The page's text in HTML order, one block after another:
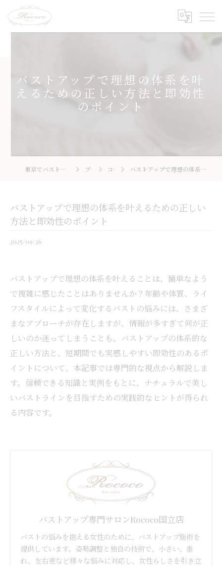
バストアップで理想の体系を叶
えるための正しい方法と即効性
のポイント
東京でバストアップならRococo 国立店 ブログ コラム バストアップで理想の体系を叶えるための正しい方法と即効性のポイント
バストアップで理想の体系を叶えるための正しい
方法と即効性のポイント
2025/09/26
バストアップで理想の体系を叶えることは、簡単なよう
で複雑に感じたことはありませんか？年齢や体質、ライ
フスタイルによって変化するバストの悩みには、さまざ
まなアプローチが存在しますが、情報が多すぎて何が正
しいのか迷ってしまうことも。バストアップの体系的な
正しい方法と、短期間でも実感しやすい即効性のあるポ
イントについて、本記事では専門的な視点から解説しま
す。信頼できる知識と実例をもとに、ナチュラルで美し
いバストラインを目指すための実践的なヒントが得られ
る内容です。
バストアップ専門サロンRococo国立店
バストの悩みを抱える女性のために、バストアップ施術を
提供しています。姿勢調整と独自の技術で、小さい、垂
れ、左右差など様々な悩みに対応し、女性らしさを引き立